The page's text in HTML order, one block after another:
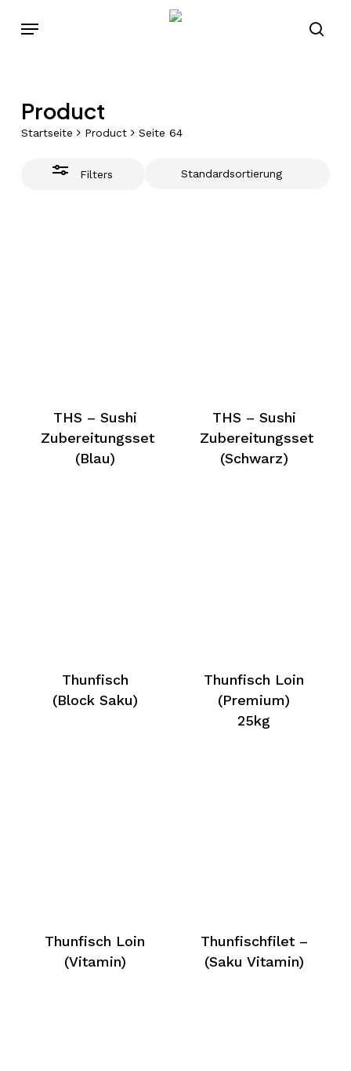
Menu
Product
Startseite Product Seite 64
Filters
Close
THS – Sushi
Zubereitungsset
(Blau)
THS – Sushi
Zubereitungsset
(Schwarz)
Thunfisch
(Block Saku)
Thunfisch Loin
(Premium)
25kg
Thunfisch Loin
(Vitamin)
Thunfischfilet –
(Saku Vitamin)